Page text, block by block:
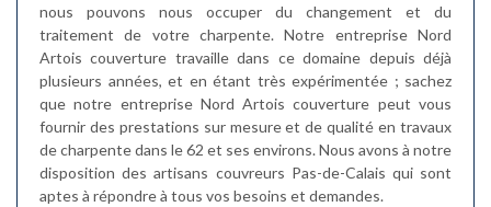
nous pouvons nous occuper du changement et du
traitement de votre charpente. Notre entreprise Nord
Artois couverture travaille dans ce domaine depuis déjà
plusieurs années, et en étant très expérimentée ; sachez
que notre entreprise Nord Artois couverture peut vous
fournir des prestations sur mesure et de qualité en travaux
de charpente dans le 62 et ses environs. Nous avons à notre
disposition des artisans couvreurs Pas-de-Calais qui sont
aptes à répondre à tous vos besoins et demandes.